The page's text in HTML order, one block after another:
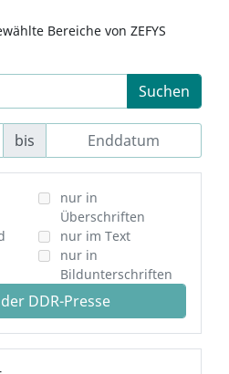
Bereiche von ZEFYS
Suchen
bis
nur in
Überschriften
nur im Text
nur in
Bildunterschriften
DDR-Presse